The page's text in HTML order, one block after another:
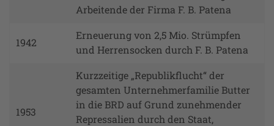
Arbeitende der Firma F. B. Patena
1942
Erneuerung von 2,5 Mio. Strümpfen
und Herrensocken durch F. B. Patena
1953
Kurzzeitige „Republikflucht“ der
gesamten Unternehmerfamilie Butter
in die BRD auf Grund zunehmender
Repressalien durch den Staat,